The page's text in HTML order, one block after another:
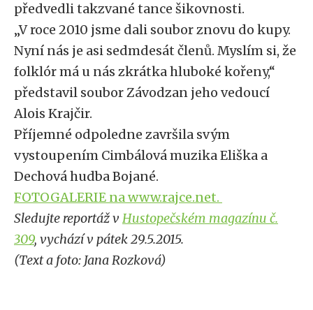
předvedli takzvané tance šikovnosti.
„V roce 2010 jsme dali soubor znovu do kupy.
Nyní nás je asi sedmdesát členů. Myslím si, že
folklór má u nás zkrátka hluboké kořeny,“
představil soubor Závodzan jeho vedoucí
Alois Krajčir.
Příjemné odpoledne završila svým
vystoupením Cimbálová muzika Eliška a
Dechová hudba Bojané.
FOTOGALERIE na www.rajce.net.
Sledujte reportáž v Hustopečském magazínu č.
309, vychází v pátek 29.5.2015.
(Text a foto: Jana Rozková)